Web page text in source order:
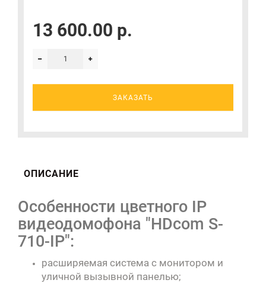
13 600.00 р.
ЗАКАЗАТЬ
ОПИСАНИЕ
Особенности цветного IP
видеодомофона "HDcom S-
710-IP":
расширяемая система с монитором и
уличной вызывной панелью;